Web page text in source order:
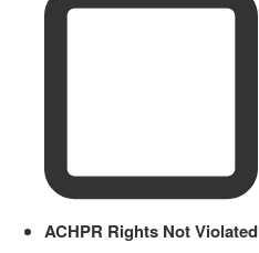
ACHPR Rights Not Violated